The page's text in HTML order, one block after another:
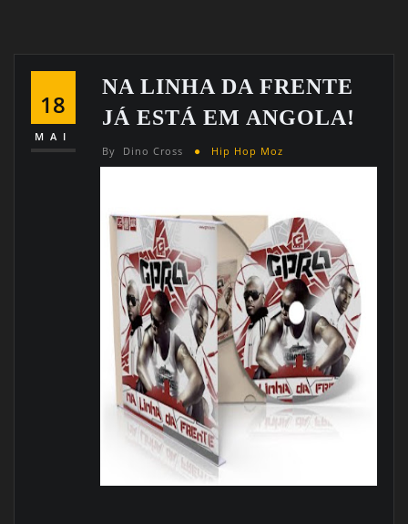
18
MAI
NA LINHA DA FRENTE
JÁ ESTÁ EM ANGOLA!
By Dino Cross Hip Hop Moz